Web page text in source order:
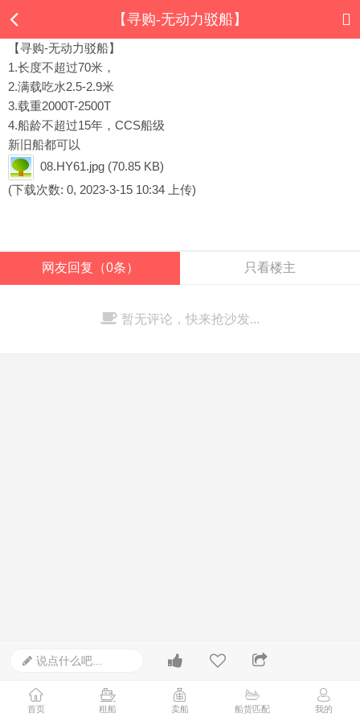
【寻购-无动力驳船】
【寻购-无动力驳船】
1.长度不超过70米，
2.满载吃水2.5-2.9米
3.载重2000T-2500T
4.船龄不超过15年，CCS船级
新旧船都可以
08.HY61.jpg (70.85 KB)
(下载次数: 0, 2023-3-15 10:34 上传)
网友回复（0条） 只看楼主
暂无评论，快来抢沙发...
说点什么吧...
首页 租船 卖船 船货匹配 我的